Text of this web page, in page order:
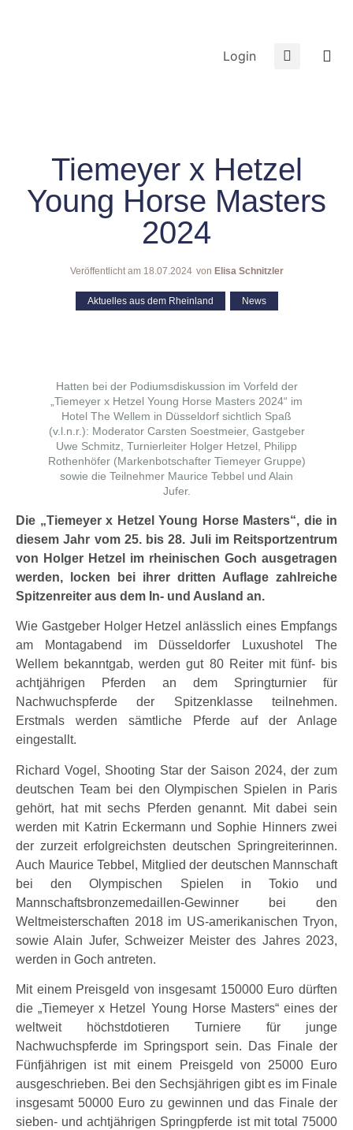
Login
Tiemeyer x Hetzel
Young Horse Masters
2024
Veröffentlicht am 18.07.2024 von Elisa Schnitzler
Aktuelles aus dem Rheinland News
Hatten bei der Podiumsdiskussion im Vorfeld der
„Tiemeyer x Hetzel Young Horse Masters 2024“ im
Hotel The Wellem in Düsseldorf sichtlich Spaß
(v.l.n.r.): Moderator Carsten Soestmeier, Gastgeber
Uwe Schmitz, Turnierleiter Holger Hetzel, Philipp
Rothenhöfer (Markenbotschafter Tiemeyer Gruppe)
sowie die Teilnehmer Maurice Tebbel und Alain
Jufer.
Die „Tiemeyer x Hetzel Young Horse Masters“, die in
diesem Jahr vom 25. bis 28. Juli im Reitsportzentrum
von Holger Hetzel im rheinischen Goch ausgetragen
werden, locken bei ihrer dritten Auflage zahlreiche
Spitzenreiter aus dem In- und Ausland an.
Wie Gastgeber Holger Hetzel anlässlich eines Empfangs
am Montagabend im Düsseldorfer Luxushotel The
Wellem bekanntgab, werden gut 80 Reiter mit fünf- bis
achtjährigen Pferden an dem Springturnier für
Nachwuchspferde der Spitzenklasse teilnehmen.
Erstmals werden sämtliche Pferde auf der Anlage
eingestallt.
Richard Vogel, Shooting Star der Saison 2024, der zum
deutschen Team bei den Olympischen Spielen in Paris
gehört, hat mit sechs Pferden genannt. Mit dabei sein
werden mit Katrin Eckermann und Sophie Hinners zwei
der zurzeit erfolgreichsten deutschen Springreiterinnen.
Auch Maurice Tebbel, Mitglied der deutschen Mannschaft
bei den Olympischen Spielen in Tokio und
Mannschaftsbronzemedaillen-Gewinner bei den
Weltmeisterschaften 2018 im US-amerikanischen Tryon,
sowie Alain Jufer, Schweizer Meister des Jahres 2023,
werden in Goch antreten.
Mit einem Preisgeld von insgesamt 150000 Euro dürften
die „Tiemeyer x Hetzel Young Horse Masters“ eines der
weltweit höchstdotieren Turniere für junge
Nachwuchspferde im Springsport sein. Das Finale der
Fünfjährigen ist mit einem Preisgeld von 25000 Euro
ausgeschrieben. Bei den Sechsjährigen gibt es im Finale
insgesamt 50000 Euro zu gewinnen und das Finale der
sieben- und achtjährigen Springpferde ist mit total 75000